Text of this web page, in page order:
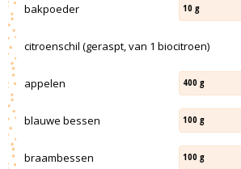
bakpoeder 10 g
citroenschil (geraspt, van 1 biocitroen)
appelen 400 g
blauwe bessen 100 g
braambessen 100 g